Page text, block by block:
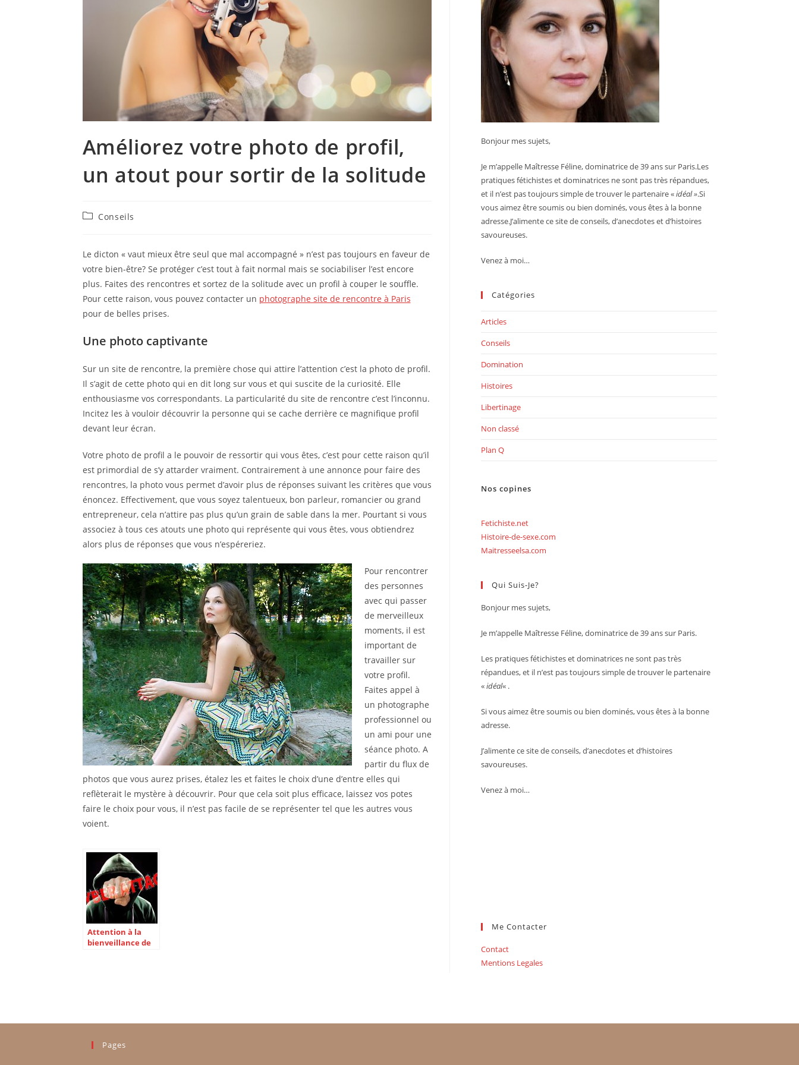
Améliorez votre photo de profil,
un atout pour sortir de la solitude
PostConseils
Le dicton « vaut mieux être seul que mal accompagné » n’est pas toujours en faveur de
votre bien-être? Se protéger c’est tout à fait normal mais se sociabiliser l’est encore
plus. Faites des rencontres et sortez de la solitude avec un profil à couper le souffle.
Pour cette raison, vous pouvez contacter un photographe site de rencontre à Paris
pour de belles prises.
Une photo captivante
Sur un site de rencontre, la première chose qui attire l’attention c’est la photo de profil.
Il s’agit de cette photo qui en dit long sur vous et qui suscite de la curiosité. Elle
enthousiasme vos correspondants. La particularité du site de rencontre c’est l’inconnu.
Incitez les à vouloir découvrir la personne qui se cache derrière ce magnifique profil
devant leur écran.
Votre photo de profil a le pouvoir de ressortir qui vous êtes, c’est pour cette raison qu’il
est primordial de s’y attarder vraiment. Contrairement à une annonce pour faire des
rencontres, la photo vous permet d’avoir plus de réponses suivant les critères que vous
énoncez. Effectivement, que vous soyez talentueux, bon parleur, romancier ou grand
entrepreneur, cela n’attire pas plus qu’un grain de sable dans la mer. Pourtant si vous
associez à tous ces atouts une photo qui représente qui vous êtes, vous obtiendrez
alors plus de réponses que vous n’espéreriez.
Pour rencontrer
des personnes
avec qui passer
de merveilleux
moments, il est
important de
travailler sur
votre profil.
Faites appel à
un photographe
professionnel ou
un ami pour une
séance photo. A
partir du flux de
photos que vous aurez prises, étalez les et faites le choix d’une d’entre elles qui
reflèterait le mystère à découvrir. Pour que cela soit plus efficace, laissez vos potes
faire le choix pour vous, il n’est pas facile de se représenter tel que les autres vous
voient.
Attention à la
bienveillance de
Bonjour mes sujets,
Je m’appelle Maîtresse Féline, dominatrice de 39 ans sur Paris.Les
pratiques fétichistes et dominatrices ne sont pas très répandues,
et il n’est pas toujours simple de trouver le partenaire «idéal ».Si
vous aimez être soumis ou bien dominés, vous êtes à la bonne
adresse.J’alimente ce site de conseils, d’anecdotes et d’histoires
savoureuses.
Venez à moi…
Catégories
Articles
Conseils
Domination
Histoires
Libertinage
Non classé
Plan Q
Nos copines
Fetichiste.net
Histoire-de-sexe.com
Maitresseelsa.com
Qui Suis-Je?
Bonjour mes sujets,
Je m’appelle Maîtresse Féline, dominatrice de 39 ans sur Paris.
Les pratiques fétichistes et dominatrices ne sont pas très
répandues, et il n’est pas toujours simple de trouver le partenaire
«idéal« .
Si vous aimez être soumis ou bien dominés, vous êtes à la bonne
adresse.
J’alimente ce site de conseils, d’anecdotes et d’histoires
savoureuses.
Venez à moi…
Me Contacter
Contact
Mentions Legales
Pages